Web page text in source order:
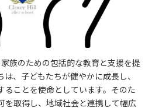
族のための包括的な教育と支援を提
、子どもたちが健やかに成長し、
ることを使命としています。そのた
を取得し、地域社会と連携して幅広